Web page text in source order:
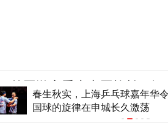
宁波地铁通告：明起全线网暂停运营
外国游客爱上中国旅拍、汉
服和美甲